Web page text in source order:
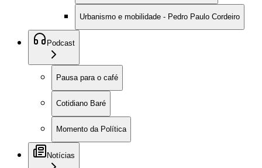
Urbanismo e mobilidade - Pedro Paulo Cordeiro
Podcast
Pausa para o café
Cotidiano Baré
Momento da Política
Notícias